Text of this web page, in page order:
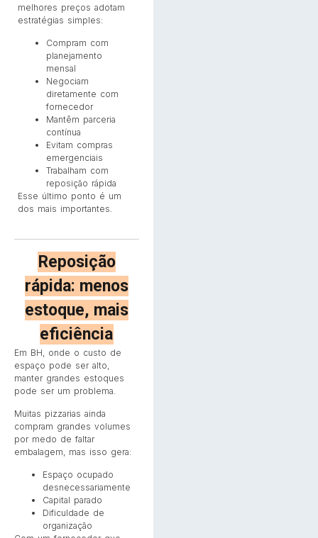
melhores preços adotam
estratégias simples:
Compram com
planejamento
mensal
Negociam
diretamente com
fornecedor
Mantêm parceria
contínua
Evitam compras
emergenciais
Trabalham com
reposição rápida
Esse último ponto é um
dos mais importantes.
Reposição
rápida: menos
estoque, mais
eficiência
Em BH, onde o custo de
espaço pode ser alto,
manter grandes estoques
pode ser um problema.
Muitas pizzarias ainda
compram grandes volumes
por medo de faltar
embalagem, mas isso gera:
Espaço ocupado
desnecessariamente
Capital parado
Dificuldade de
organização